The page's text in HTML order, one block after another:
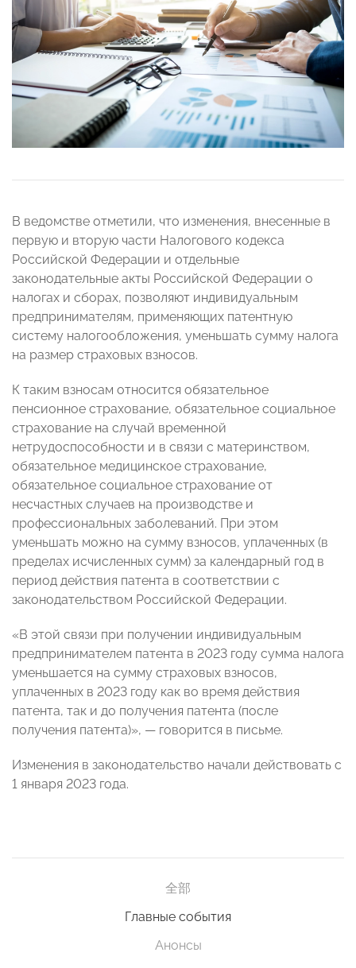
В ведомстве отметили, что изменения, внесенные в
первую и вторую части Налогового кодекса
Российской Федерации и отдельные
законодательные акты Российской Федерации о
налогах и сборах, позволяют индивидуальным
предпринимателям, применяющих патентную
систему налогообложения, уменьшать сумму налога
на размер страховых взносов.
К таким взносам относится обязательное
пенсионное страхование, обязательное социальное
страхование на случай временной
нетрудоспособности и в связи с материнством,
обязательное медицинское страхование,
обязательное социальное страхование от
несчастных случаев на производстве и
профессиональных заболеваний. При этом
уменьшать можно на сумму взносов, уплаченных (в
пределах исчисленных сумм) за календарный год в
период действия патента в соответствии с
законодательством Российской Федерации.
«В этой связи при получении индивидуальным
предпринимателем патента в 2023 году сумма налога
уменьшается на сумму страховых взносов,
уплаченных в 2023 году как во время действия
патента, так и до получения патента (после
получения патента)», — говорится в письме.
Изменения в законодательство начали действовать с
1 января 2023 года.
全部
Главные события
Анонсы